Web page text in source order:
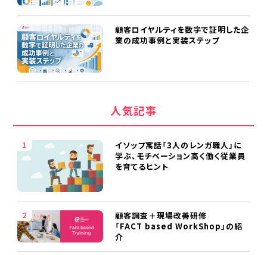
顧客ロイヤルティを数字で証明した企
業の成功事例と実装ステップ
人気記事
イソップ寓話「3人のレンガ職人」に
学ぶ、モチベーション高く働く従業員
を育てるヒント
顧客調査＋現場改善研修
「FACT based WorkShop」の紹
介